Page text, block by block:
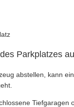
Parkplatzes
abstellen, kann